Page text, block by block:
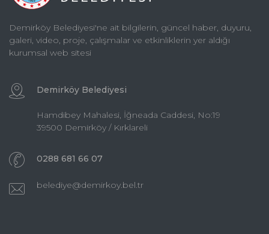
Demirköy Belediyesi'ne ait bilgilerin, güncel haber, duyuru,
galeri, video, proje, çalışmalar ve etkinliklerin yer aldığı
kurumsal web sitesi
Demirköy Belediyesi
Hamdibey Mahalesi, İğneada Caddesi, No:19
39500 Demirköy / Kırklareli
0288 681 66 07
belediye@demirkoy.bel.tr